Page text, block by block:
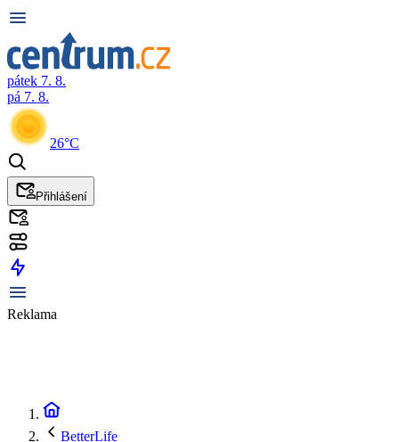
pátek 7. 8.
pá 7. 8.
26°C
Přihlášení
Reklama
BetterLife